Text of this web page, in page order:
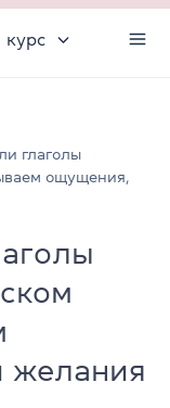
курс
глаголы
ощущения,
желания